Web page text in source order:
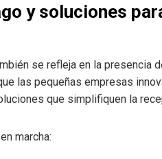
y soluciones
se refleja en la presencia
las pequeñas empresas
que simplifiquen la
marcha: